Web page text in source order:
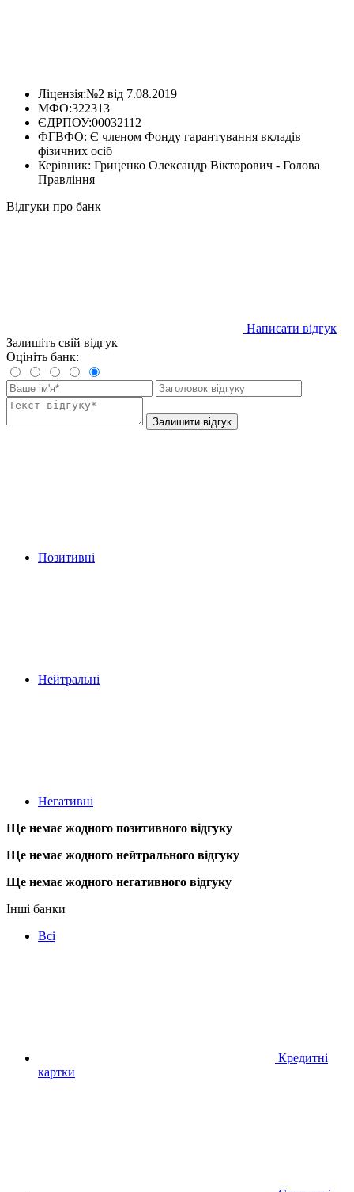
Ліцензія:№2 від 7.08.2019
МФО:322313
ЄДРПОУ:00032112
ФГВФО: Є членом Фонду гарантування вкладів
фізичних осіб
Керівник: Гриценко Олександр Вікторович - Голова
Пpавлiння
Відгуки про банк
Написати відгук
Залишіть свій відгук
Оцініть банк:
Залишити відгук
Позитивні
Нейтральні
Негативні
Ще немає жодного позитивного відгуку
Ще немає жодного нейтрального відгуку
Ще немає жодного негативного відгуку
Інші банки
Всі
Кредитні
картки